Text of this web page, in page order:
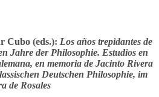
Cubo (eds.): Los años trepidantes de
Jahre der Philosophie. Estudios en
en memoria de Jacinto Rivera
Deutschen Philosophie, im
de Rosales